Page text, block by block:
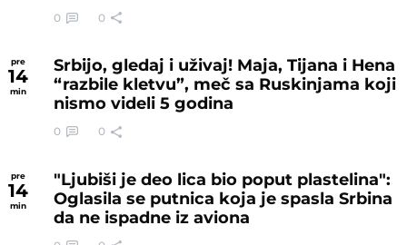
0 0
pre
14
min
Srbijo, gledaj i uživaj! Maja, Tijana i Hena
“razbile kletvu”, meč sa Ruskinjama koji
nismo videli 5 godina
0 0
pre
14
min
"Ljubiši je deo lica bio poput plastelina":
Oglasila se putnica koja je spasla Srbina
da ne ispadne iz aviona